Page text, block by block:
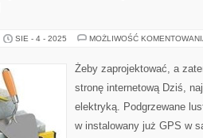
SIE - 4 - 2025 MOŻLIWOŚĆ
Żeby zaprojektować, a
stronę internetową Dziś,
elektryką. Podgrzewane
w instalowany już GPS w